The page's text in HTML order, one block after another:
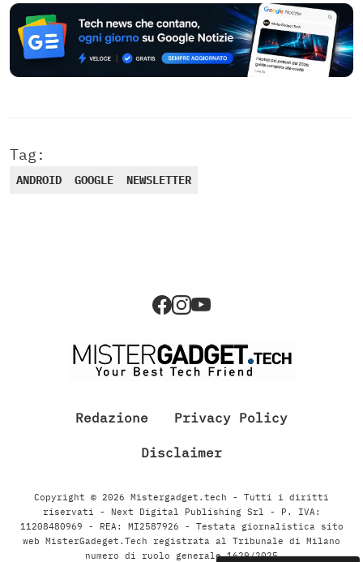
Tag:
ANDROID GOOGLE NEWSLETTER
Redazione Privacy Policy
Disclaimer
Copyright © 2026 Mistergadget.tech - Tutti i diritti
riservati - Next Digital Publishing Srl - P. IVA:
11208480969 - REA: MI2587926 - Testata giornalistica sito
web MisterGadeget.Tech registrata al Tribunale di Milano
numero di ruolo generale 1629/2025